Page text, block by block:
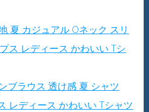
夏 カジュアル Oネック スリ
ス レディース かわいい Tシ
ブラウス 透け感 夏 シャツ
レディース かわいい Tシャツ